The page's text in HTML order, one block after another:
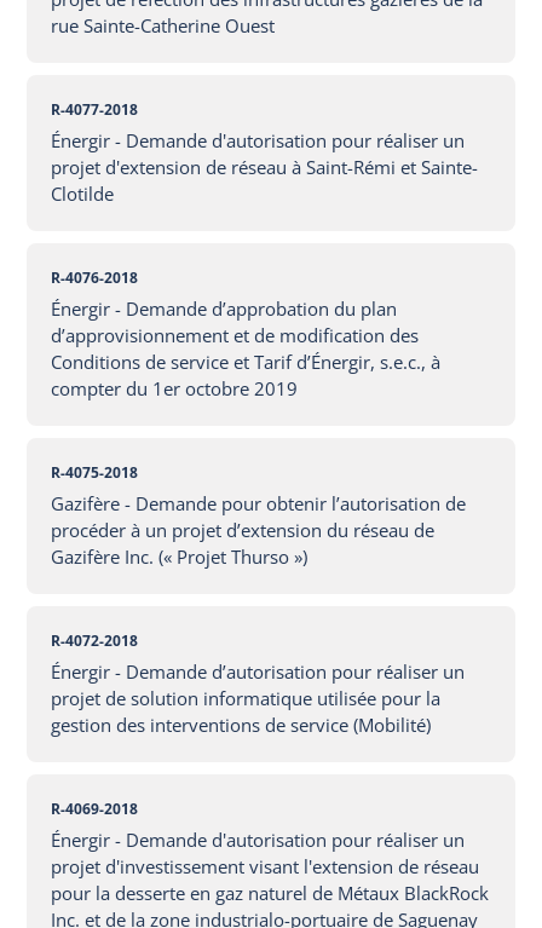
rue Sainte-Catherine Ouest
R-4077-2018
Énergir - Demande d'autorisation pour réaliser un
projet d'extension de réseau à Saint-Rémi et Sainte-
Clotilde
R-4076-2018
Énergir - Demande d’approbation du plan
d’approvisionnement et de modification des
Conditions de service et Tarif d’Énergir, s.e.c., à
compter du 1er octobre 2019
R-4075-2018
Gazifère - Demande pour obtenir l’autorisation de
procéder à un projet d’extension du réseau de
Gazifère Inc. (« Projet Thurso »)
R-4072-2018
Énergir - Demande d’autorisation pour réaliser un
projet de solution informatique utilisée pour la
gestion des interventions de service (Mobilité)
R-4069-2018
Énergir - Demande d'autorisation pour réaliser un
projet d'investissement visant l'extension de réseau
pour la desserte en gaz naturel de Métaux BlackRock
Inc. et de la zone industrialo-portuaire de Saguenay